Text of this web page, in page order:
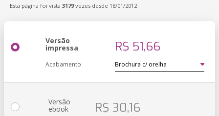
Esta página foi vista 3179vezes desde 18/01/2012
Versão
impressa R$ 51,66
Acabamento
Versão
ebook R$ 30,16